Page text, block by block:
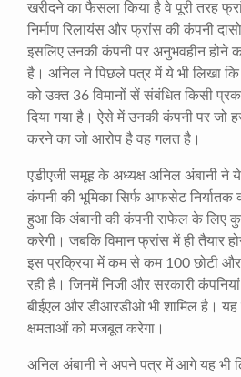
खरीदने का फैसला किया है वे पूरी तरह
निर्माण रिलायंस और फ्रांस की कंपनी
इसलिए उनकी कंपनी पर अनुभवहीन होने
है। अनिल ने पिछले पत्र में ये भी लिखा
को उक्त 36 विमानों सें संबंधित किसी
दिया गया है। ऐसे में उनकी कंपनी पर जो
करने का जो आरोप है वह गलत है।
एडीएजी समूह के अध्यक्ष अनिल अंबानी ने
कंपनी की भूमिका सिर्फ आफसेट
हुआ कि अंबानी की कंपनी राफेल के लिए
करेगी। जबकि विमान फ्रांस में ही तैयार
इस प्रक्रिया में कम से कम 100 छोटी और
रही है। जिनमें निजी और सरकारी
बीईएल और डीआरडीओ भी शामिल है। यह
क्षमताओं को मजबूत करेगा।
अनिल अंबानी ने अपने पत्र में आगे यह भी